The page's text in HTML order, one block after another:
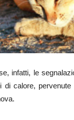
infatti, le
calore, pervenute